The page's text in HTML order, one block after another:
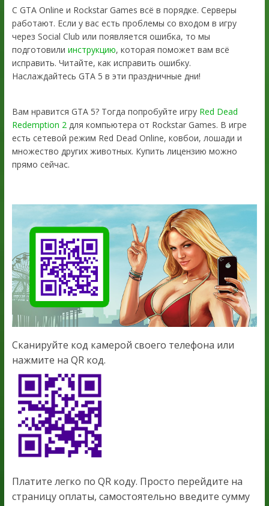
С GTA Online и Rockstar Games всё в порядке. Серверы
работают. Если у вас есть проблемы со входом в игру
через Social Club или появляется ошибка, то мы
подготовили инструкцию, которая поможет вам всё
исправить. Читайте, как исправить ошибку.
Наслаждайтесь GTA 5 в эти праздничные дни!
Вам нравится GTA 5? Тогда попробуйте игру Red Dead
Redemption 2для компьютера от Rockstar Games. В игре
есть сетевой режим Red Dead Online, ковбои, лошади и
множество других животных. Купить лицензию можно
прямо сейчас.
Сканируйте код камерой своего телефона или
нажмите на QR код.
Платите легко по QR коду. Просто перейдите на
страницу оплаты, самостоятельно введите сумму